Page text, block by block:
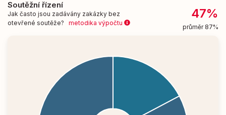
Soutěžní řízení
Jak často jsou zadávány zakázky bez
otevřené soutěže? metodika výpočtu
47%
průměr 87%